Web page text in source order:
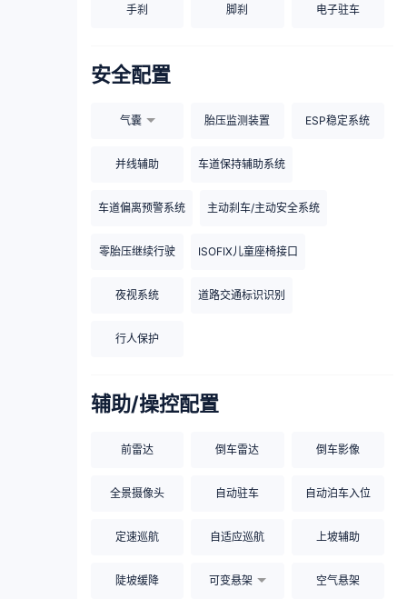
手刹 脚刹 电子驻车
安全配置
气囊 胎压监测装置 ESP稳定系统
并线辅助 车道保持辅助系统
车道偏离预警系统 主动刹车/主动安全系统
零胎压继续行驶 ISOFIX儿童座椅接口
夜视系统 道路交通标识识别
行人保护
辅助/操控配置
前雷达 倒车雷达 倒车影像
全景摄像头 自动驻车 自动泊车入位
定速巡航 自适应巡航 上坡辅助
陡坡缓降 可变悬架 空气悬架